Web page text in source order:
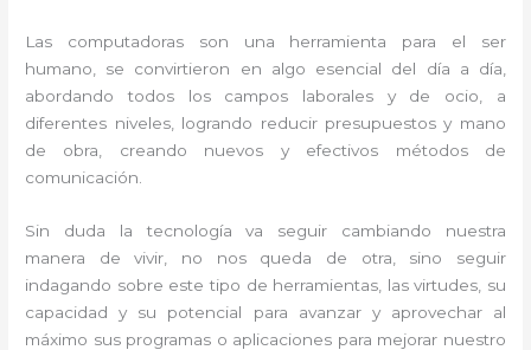
Las computadoras son una herramienta para el ser
humano, se convirtieron en algo esencial del día a día,
abordando todos los campos laborales y de ocio, a
diferentes niveles, logrando reducir presupuestos y mano
de obra, creando nuevos y efectivos métodos de
comunicación.
Sin duda la tecnología va seguir cambiando nuestra
manera de vivir, no nos queda de otra, sino seguir
indagando sobre este tipo de herramientas, las virtudes, su
capacidad y su potencial para avanzar y aprovechar al
máximo sus programas o aplicaciones para mejorar nuestro